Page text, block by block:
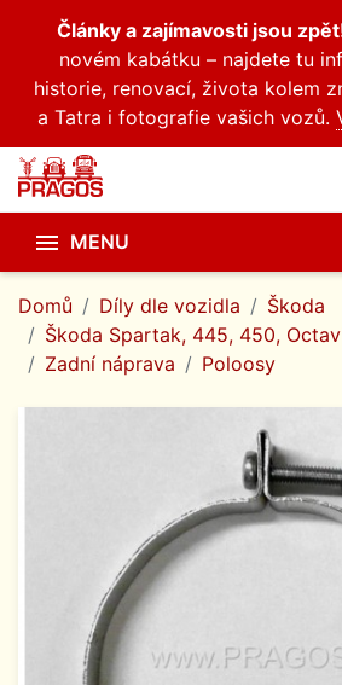
Články a zajímavosti jsou
novém kabátku – najdete tu
historie, renovací, života kolem
a Tatra i fotografie vašich vozů.
 MENU
Domů Díly dle vozidla
Škoda
Škoda Spartak, 445, 450,
Zadní náprava
Poloosy